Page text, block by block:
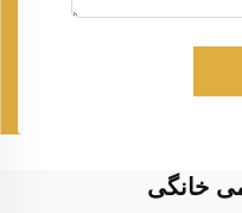
خانگی